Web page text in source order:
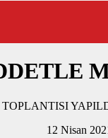
12 Nisan